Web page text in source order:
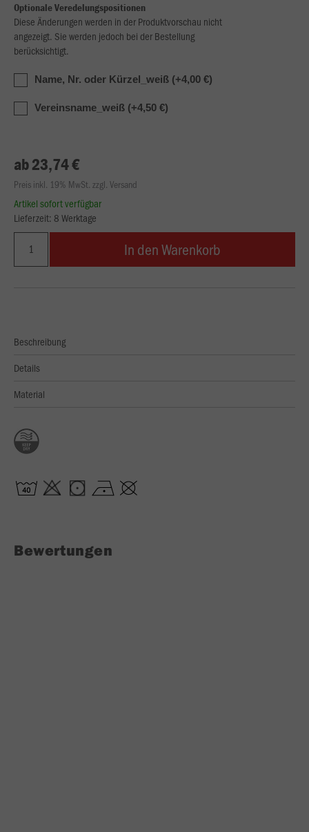
Optionale Veredelungspositionen
Diese Änderungen werden in der Produktvorschau nicht
angezeigt. Sie werden jedoch bei der Bestellung
berücksichtigt.
Name, Nr. oder Kürzel_weiß (+4,00 €)
Vereinsname_weiß (+4,50 €)
ab 23,74 €
Preis inkl. 19% MwSt. zzgl. Versand
Artikel sofort verfügbar
Lieferzeit: 8 Werktage
In den Warenkorb
Beschreibung
Details
Material
Bewertungen